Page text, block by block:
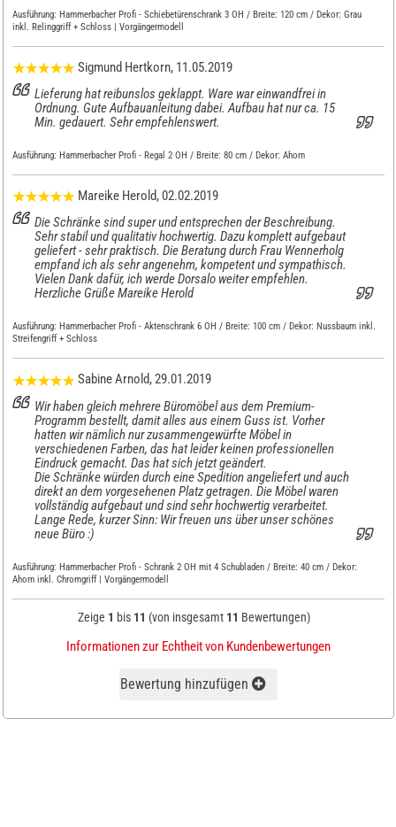
Ausführung: Hammerbacher Profi - Schiebetürenschrank 3 OH / Breite: 120 cm / Dekor: Grau
inkl. Relinggriff + Schloss | Vorgängermodell
Sigmund Hertkorn, 11.05.2019
Lieferung hat reibunslos geklappt. Ware war einwandfrei in
Ordnung. Gute Aufbauanleitung dabei. Aufbau hat nur ca. 15
Min. gedauert. Sehr empfehlenswert.
Ausführung: Hammerbacher Profi - Regal 2 OH / Breite: 80 cm / Dekor: Ahorn
Mareike Herold, 02.02.2019
Die Schränke sind super und entsprechen der Beschreibung.
Sehr stabil und qualitativ hochwertig. Dazu komplett aufgebaut
geliefert - sehr praktisch. Die Beratung durch Frau Wennerholg
empfand ich als sehr angenehm, kompetent und sympathisch.
Vielen Dank dafür, ich werde Dorsalo weiter empfehlen.
Herzliche Grüße Mareike Herold
Ausführung: Hammerbacher Profi - Aktenschrank 6 OH / Breite: 100 cm / Dekor: Nussbaum inkl.
Streifengriff + Schloss
Sabine Arnold, 29.01.2019
Wir haben gleich mehrere Büromöbel aus dem Premium-
Programm bestellt, damit alles aus einem Guss ist. Vorher
hatten wir nämlich nur zusammengewürfte Möbel in
verschiedenen Farben, das hat leider keinen professionellen
Eindruck gemacht. Das hat sich jetzt geändert.
Die Schränke würden durch eine Spedition angeliefert und auch
direkt an dem vorgesehenen Platz getragen. Die Möbel waren
vollständig aufgebaut und sind sehr hochwertig verarbeitet.
Lange Rede, kurzer Sinn: Wir freuen uns über unser schönes
neue Büro :)
Ausführung: Hammerbacher Profi - Schrank 2 OH mit 4 Schubladen / Breite: 40 cm / Dekor:
Ahorn inkl. Chromgriff | Vorgängermodell
Zeige 1 bis 11 (von insgesamt 11 Bewertungen)
Informationen zur Echtheit von Kundenbewertungen
Bewertung hinzufügen